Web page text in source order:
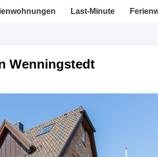
Last-Minute
Wenningstedt